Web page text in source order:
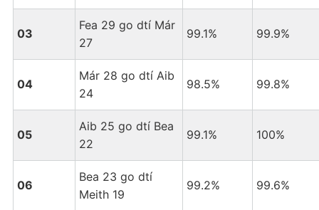
03
Fea 29 go dtí Már
27
99.1% 99.9%
04
Már 28 go dtí Aib
24
98.5% 99.8%
05
Aib 25 go dtí Bea
22
99.1% 100%
06
Bea 23 go dtí
Meith 19
99.2% 99.6%